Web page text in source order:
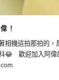
！
相機這拍那拍的，
😂 歡迎加入阿偉